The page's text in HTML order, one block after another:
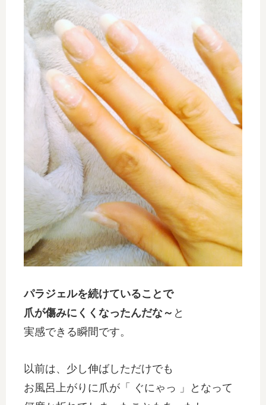
パラジェルを続けていることで
爪が傷みにくくなったんだな～ と
実感できる瞬間です。
以前は、少し伸ばしただけでも
お風呂上がりに爪が「 ぐにゃっ 」となって